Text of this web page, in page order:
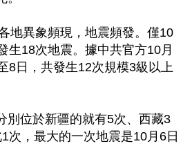
地異象頻現，地震頻發。僅10
生18次地震。據中共官方10月
8日，共發生12次規模3級以上
別位於新疆的就有5次、西藏3
次，最大的一次地震是10月6日